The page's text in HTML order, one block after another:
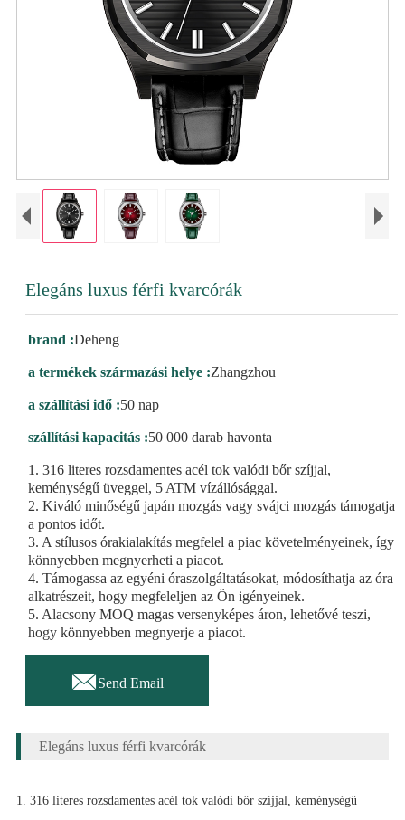
Elegáns luxus férfi kvarcórák
brand :Deheng
a termékek származási helye :Zhangzhou
a szállítási idő :50 nap
szállítási kapacitás :50 000 darab havonta
1. 316 literes rozsdamentes acél tok valódi bőr szíjjal,
keménységű üveggel, 5 ATM vízállósággal.
2. Kiváló minőségű japán mozgás vagy svájci mozgás támogatja
a pontos időt.
3. A stílusos órakialakítás megfelel a piac követelményeinek, így
könnyebben megnyerheti a piacot.
4. Támogassa az egyéni óraszolgáltatásokat, módosíthatja az óra
alkatrészeit, hogy megfeleljen az Ön igényeinek.
5. Alacsony MOQ magas versenyképes áron, lehetővé teszi,
hogy könnyebben megnyerje a piacot.
Send Email
Elegáns luxus férfi kvarcórák
1. 316 literes rozsdamentes acél tok valódi bőr szíjjal, keménységű